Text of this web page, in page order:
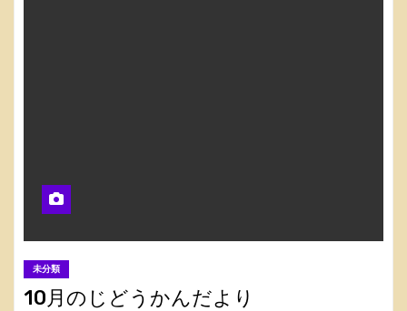
未分類
10月のじどうかんだより